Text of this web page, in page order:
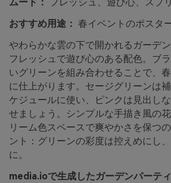
ムード：
フレッシュ、遊び心、スプ
おすすめ用途： 春イベントのポスタ
やわらかな雲の下で開かれるガーデ
フレッシュで遊び心のある配色。ブ
いグリーンを組み合わせることで、
に仕上がります。セージグリーンは
ケジュールに使い、ピンクは見出し
せましょう。シンプルな手描き風の
リーム色スペースで爽やかさを保つ
ント：グリーンの彩度は控えめにし
に。
media.ioで生成したガーデンパーテ